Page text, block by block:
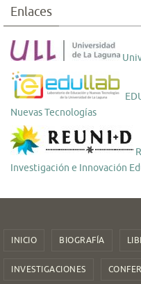
Enlaces
Nuevas Tecnologías
Investigación e Innovación
INICIO BIOGRAFÍA
INVESTIGACIONES